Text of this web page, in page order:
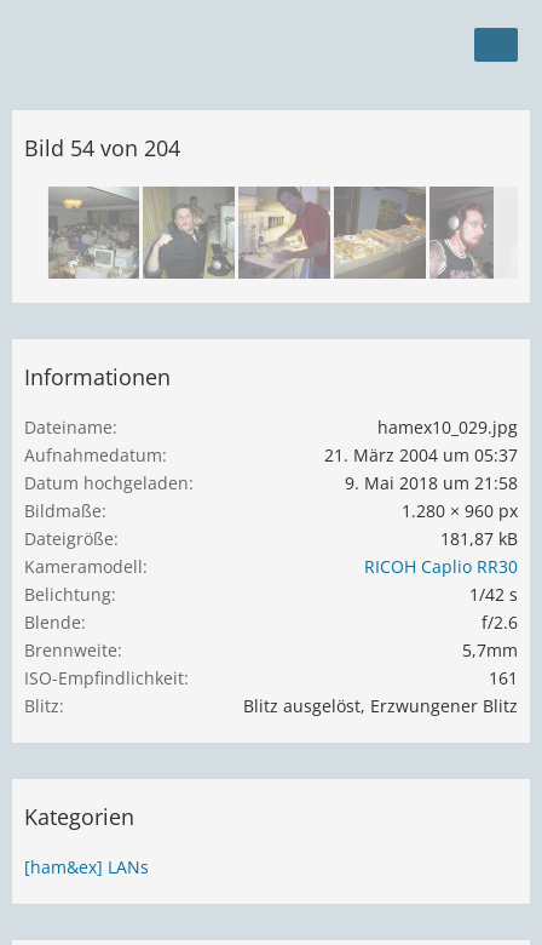
Bild 54 von 204
Informationen
Dateiname
hamex10_029.jpg
Aufnahmedatum
21. März 2004 um 05:37
Datum hochgeladen
9. Mai 2018 um 21:58
Bildmaße
1.280 × 960 px
Dateigröße
181,87 kB
Kameramodell
RICOH Caplio RR30
Belichtung
1/42 s
Blende
f/2.6
Brennweite
5,7mm
ISO-Empfindlichkeit
161
Blitz
Blitz ausgelöst, Erzwungener Blitz
Kategorien
[ham&ex] LANs